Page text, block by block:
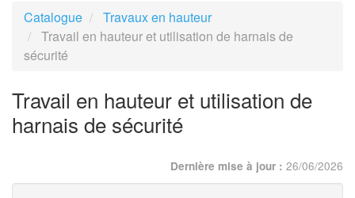
Catalogue
Travaux en hauteur
Travail en hauteur et utilisation de harnais de
sécurité
Travail en hauteur et utilisation de
harnais de sécurité
Dernière mise à jour : 26/06/2026